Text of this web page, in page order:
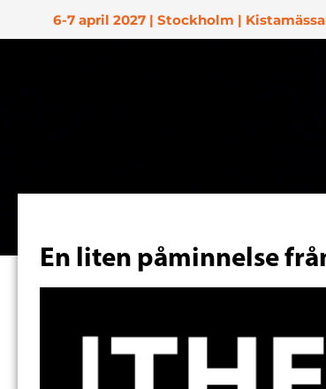
6-7 april 2027 | Stockholm |
En liten påminnelse